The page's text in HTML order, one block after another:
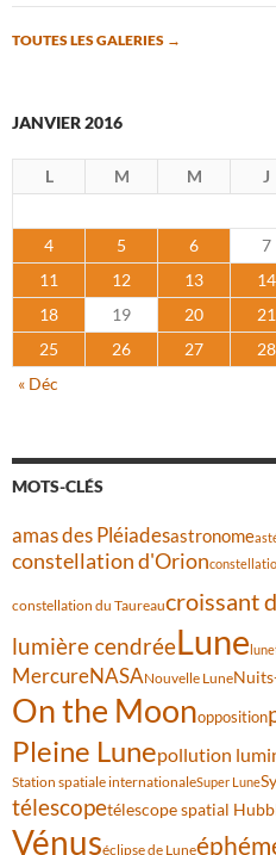
TOUTES LES GALERIES →
JANVIER 2016
L M M J
4
5 6 7
11
12 13 14
18
19 20 21
25
26 27 28
« Déc
MOTS-CLÉS
amas des Pléiadesastronome
constellation d'Orion
constellation du Taureaucroissant
lumière cendréeLune
MercureNASANouvelle Lune
On the Moonopposition
Pleine Lunepollution
Station spatiale internationaleSuper Lune
télescopetélescope spatial
Vénuséclipse de Lune